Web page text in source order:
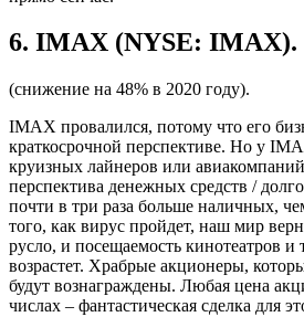
6. IMAX (NYSE: IMAX).
(снижение на 48% в 2020 году).
IMAX провалился, потому что его
краткосрочной перспективе. Но у
круизных лайнеров или
перспектива денежных средств /
почти в три раза больше наличных,
того, как вирус пройдет, наш мир
русло, и посещаемость кинотеатров и
возрастет. Храбрые акционеры,
будут вознаграждены. Любая цена
числах – фантастическая сделка для